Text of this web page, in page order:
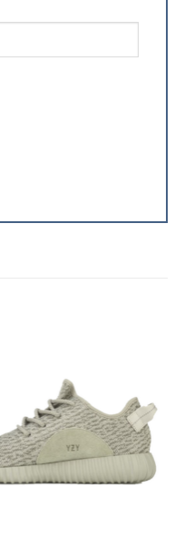
Añadir
a la
lista de
deseos